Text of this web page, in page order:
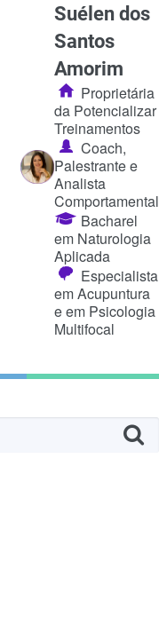
Suélen dos
Santos
Amorim
Proprietária
da Potencializar
Treinamentos
Coach,
Palestrante e
Analista
Comportamental
Bacharel
em Naturologia
Aplicada
Especialista
em Acupuntura
e em Psicologia
Multifocal